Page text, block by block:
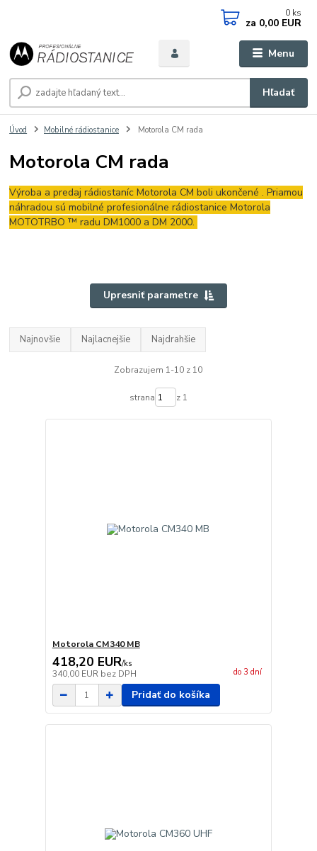
Menu
Hľadať
0 ks
za 0,00 EUR
Úvod Mobilné rádiostanice Motorola CM rada
Motorola CM rada
Výroba a predaj rádiostaníc Motorola CM boli ukončené . Priamou
náhradou sú mobilné profesionálne rádiostanice Motorola
MOTOTRBO ™ radu DM1000 a DM 2000.
Upresniť parametre
Najnovšie Najlacnejšie Najdrahšie
Zobrazujem 1-10 z 10
strana z 1
Motorola CM340 MB
418,20 EUR/ks
340,00 EUR bez DPH do 3 dní
Pridať do košíka